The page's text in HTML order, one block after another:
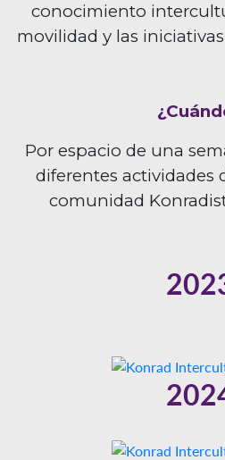
conocimiento
movilidad y las
Por espacio de una
diferentes actividades
comunidad